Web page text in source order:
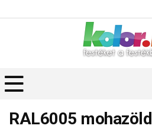
RAL6005 mohazöld